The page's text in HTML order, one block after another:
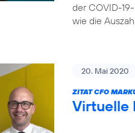
der COVID-
wie die
20. Mai 2020
ZITAT CFO
Virtuelle